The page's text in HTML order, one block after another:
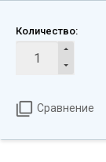
Количество:
Сравнение